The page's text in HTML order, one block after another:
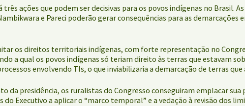
ações que podem ser decisivas para os povos indígenas no Brasil.
e Pareci poderão gerar consequências para as
os direitos territoriais indígenas, com forte representação no
a qual os povos indígenas só teriam direito às terras que estavam
envolvendo TIs, o que inviabilizaria a demarcação de terras
da presidência, os ruralistas do Congresso conseguiram emplacar
Executivo a aplicar o “marco temporal” e a vedação à revisão dos